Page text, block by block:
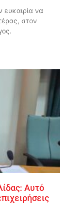
ευκαιρία να
στον
Αυτό